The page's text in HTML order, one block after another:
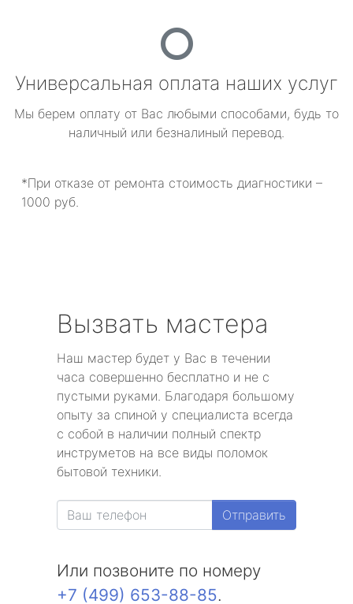
Универсальная оплата наших услуг
Мы берем оплату от Вас любыми способами, будь то
наличный или безналиный перевод.
*При отказе от ремонта стоимость диагностики –
1000 руб.
Вызвать мастера
Наш мастер будет у Вас в течении
часа совершенно бесплатно и не с
пустыми руками. Благодаря большому
опыту за спиной у специалиста всегда
с собой в наличии полный спектр
инструметов на все виды поломок
бытовой техники.
Отправить
Или позвоните по номеру
+7 (499) 653-88-85.